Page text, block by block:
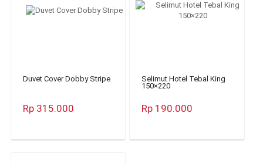
Duvet Cover Dobby Stripe
Rp 315.000
Selimut Hotel Tebal King
150×220
Rp 190.000